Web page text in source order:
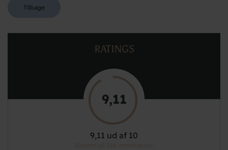
Tilbage
RATINGS
9,11
9,11 ud af 10
Baseret på 266 anmeldelser